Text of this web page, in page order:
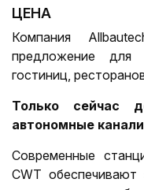
ЦЕНА
Компания
предложение для
гостиниц,
Только сейчас
автономные
Современные
CWT обеспечивают